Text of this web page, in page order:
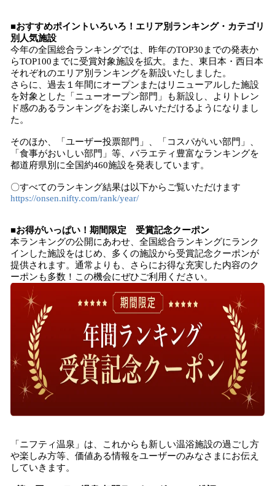
■おすすめポイントいろいろ！エリア別ランキング・カテゴリ
別人気施設
今年の全国総合ランキングでは、昨年のTOP30までの発表か
らTOP100までに受賞対象施設を拡大。また、東日本・西日本
それぞれのエリア別ランキングを新設いたしました。
さらに、過去１年間にオープンまたはリニューアルした施設
を対象とした「ニューオープン部門」も新設し、よりトレン
ド感のあるランキングをお楽しみいただけるようになりまし
た。
そのほか、「ユーザー投票部門」、「コスパがいい部門」、
「食事がおいしい部門」等、バラエティ豊富なランキングを
都道府県別に全国約460施設を発表しています。
〇すべてのランキング結果は以下からご覧いただけます
https://onsen.nifty.com/rank/year/
■お得がいっぱい！期間限定 受賞記念クーポン
本ランキングの公開にあわせ、全国総合ランキングにランク
インした施設をはじめ、多くの施設から受賞記念クーポンが
提供されます。通常よりも、さらにお得な充実した内容のク
ーポンも多数！この機会にぜひご利用ください。
「ニフティ温泉」は、これからも新しい温浴施設の過ごし方
や楽しみ方等、価値ある情報をユーザーのみなさまにお伝え
していきます。